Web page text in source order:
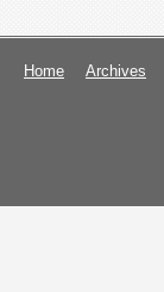
Home Archives